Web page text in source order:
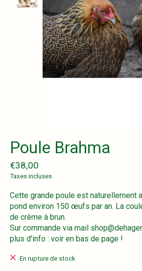
Poule Brahma
€38,00
Taxes incluses
Cette grande poule est naturellement
pond environ 150 œufs par an. La
de crème à brun.
Sur commande via mail
plus d'info : voir en bas de page !
En rupture de stock